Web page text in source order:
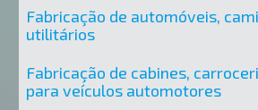
Fabricação de automóveis,
utilitários
Fabricação de cabines,
para veículos automotores